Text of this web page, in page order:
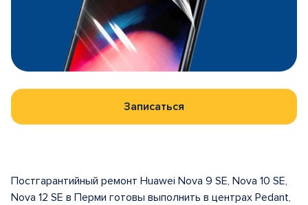
Записаться
Постгарантийный ремонт Huawei Nova 9 SE, Nova 10 SE,
Nova 12 SE в Перми готовы выполнить в центрах Pedant,